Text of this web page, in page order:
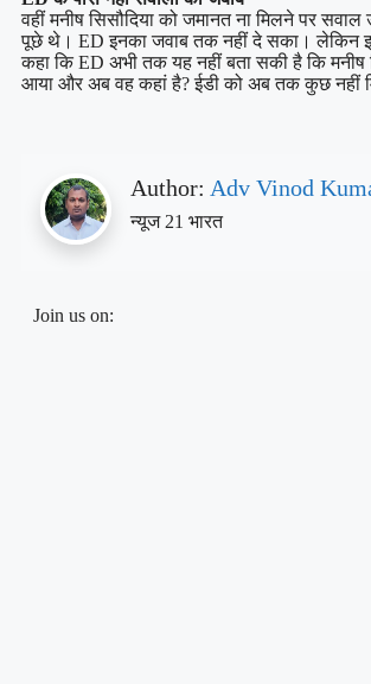
वहीं मनीष सिसौदिया को जमानत ना मिलने पर
पूछे थे। ED इनका जवाब तक नहीं दे सका। लेकिन
कहा कि ED अभी तक यह नहीं बता सकी है कि
आया और अब वह कहां है? ईडी को अब तक कुछ नहीं
Author: Adv Vinod
न्यूज 21 भारत
Join us on: